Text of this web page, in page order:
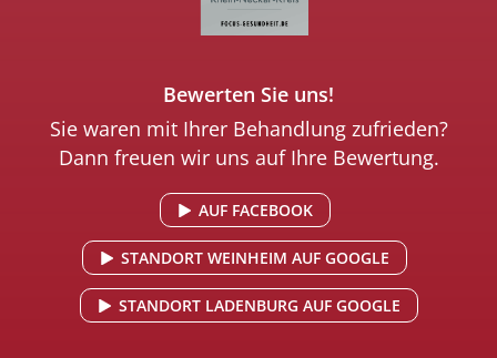
Bewerten Sie uns!
Sie waren mit Ihrer Behandlung zufrieden?
Dann freuen wir uns auf Ihre Bewertung.
AUF FACEBOOK
STANDORT WEINHEIM AUF GOOGLE
STANDORT LADENBURG AUF GOOGLE